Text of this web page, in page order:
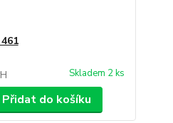
Skladem 2 ks
Přidat do košíku